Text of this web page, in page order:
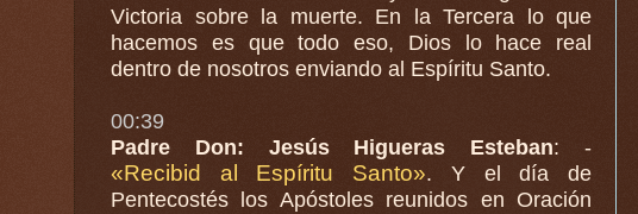
Victoria sobre la muerte. En la Tercera lo que
hacemos es que todo eso, Dios lo hace real
dentro de nosotros enviando al Espíritu Santo.
00:39
Padre Don: Jesús Higueras Esteban: -
«Recibid al Espíritu Santo». Y el día de
Pentecostés los Apóstoles reunidos en Oración